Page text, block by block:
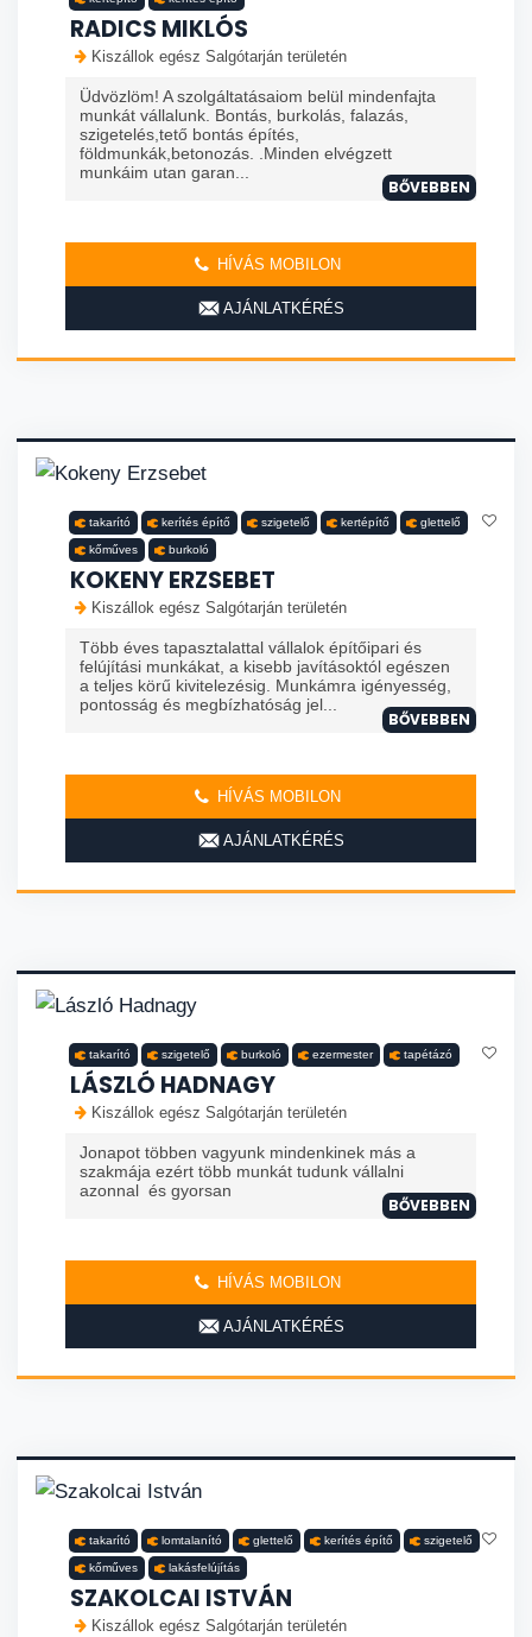
RADICS MIKLÓS
Kiszállok egész Salgótarján területén
Üdvözlöm! A szolgáltatásaiom belül mindenfajta
munkát vállalunk. Bontás, burkolás, falazás,
szigetelés,tető bontás építés,
földmunkák,betonozás. .Minden elvégzett
munkáim utan garan...
BŐVEBBEN
HÍVÁS MOBILON
AJÁNLATKÉRÉS
takarító kerítés építő szigetelő kertépítő glettelő
kőműves burkoló
KOKENY ERZSEBET
Kiszállok egész Salgótarján területén
Több éves tapasztalattal vállalok építőipari és
felújítási munkákat, a kisebb javításoktól egészen
a teljes körű kivitelezésig. Munkámra igényesség,
pontosság és megbízhatóság jel...
BŐVEBBEN
HÍVÁS MOBILON
AJÁNLATKÉRÉS
takarító szigetelő burkoló ezermester tapétázó
LÁSZLÓ HADNAGY
Kiszállok egész Salgótarján területén
Jonapot többen vagyunk mindenkinek más a
szakmája ezért több munkát tudunk vállalni
azonnal és gyorsan
BŐVEBBEN
HÍVÁS MOBILON
AJÁNLATKÉRÉS
takarító lomtalanító glettelő kerítés építő szigetelő
kőműves lakásfelújítás
SZAKOLCAI ISTVÁN
Kiszállok egész Salgótarján területén